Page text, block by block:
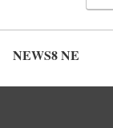
NEWS8 NE